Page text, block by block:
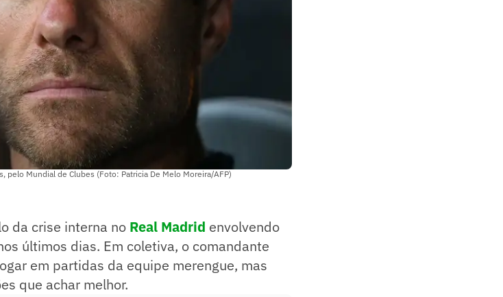
pelo Mundial de Clubes (Foto: Patricia De Melo Moreira/AFP)
da crise interna no Real Madrid envolvendo
últimos dias. Em coletiva, o comandante
em partidas da equipe merengue, mas
que achar melhor.